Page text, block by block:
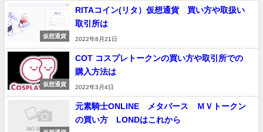
仮想通貨
RITAコイン(リタ）仮想通貨 買い方や取扱い
取引所は
2022年8月21日
仮想通貨
COT コスプレトークンの買い方や取引所での
購入方法は
2022年3月4日
元素騎士ONLINE メタバース ＭＶトークン
の買い方 LONDはこれから